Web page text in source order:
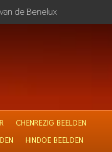
de Benelux
CHENREZIG BEELDEN
HINDOE BEELDEN